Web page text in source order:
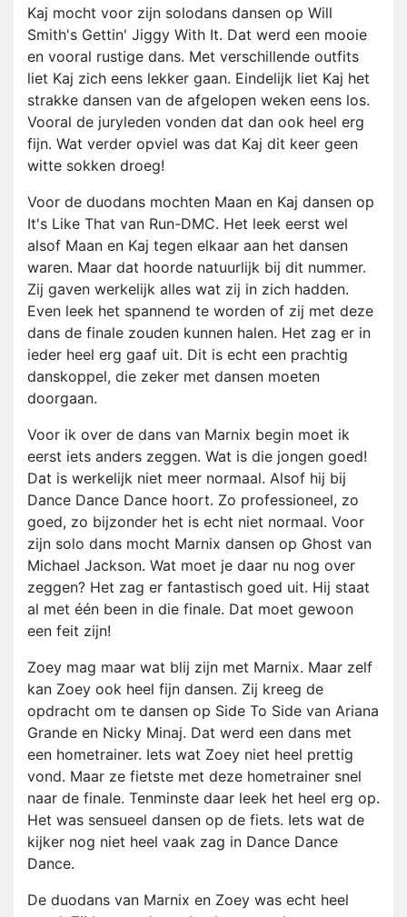
Kaj mocht voor zijn solodans dansen op Will
Smith's Gettin' Jiggy With It. Dat werd een mooie
en vooral rustige dans. Met verschillende outfits
liet Kaj zich eens lekker gaan. Eindelijk liet Kaj het
strakke dansen van de afgelopen weken eens los.
Vooral de juryleden vonden dat dan ook heel erg
fijn. Wat verder opviel was dat Kaj dit keer geen
witte sokken droeg!
Voor de duodans mochten Maan en Kaj dansen op
It's Like That van Run-DMC. Het leek eerst wel
alsof Maan en Kaj tegen elkaar aan het dansen
waren. Maar dat hoorde natuurlijk bij dit nummer.
Zij gaven werkelijk alles wat zij in zich hadden.
Even leek het spannend te worden of zij met deze
dans de finale zouden kunnen halen. Het zag er in
ieder heel erg gaaf uit. Dit is echt een prachtig
danskoppel, die zeker met dansen moeten
doorgaan.
Voor ik over de dans van Marnix begin moet ik
eerst iets anders zeggen. Wat is die jongen goed!
Dat is werkelijk niet meer normaal. Alsof hij bij
Dance Dance Dance hoort. Zo professioneel, zo
goed, zo bijzonder het is echt niet normaal. Voor
zijn solo dans mocht Marnix dansen op Ghost van
Michael Jackson. Wat moet je daar nu nog over
zeggen? Het zag er fantastisch goed uit. Hij staat
al met één been in die finale. Dat moet gewoon
een feit zijn!
Zoey mag maar wat blij zijn met Marnix. Maar zelf
kan Zoey ook heel fijn dansen. Zij kreeg de
opdracht om te dansen op Side To Side van Ariana
Grande en Nicky Minaj. Dat werd een dans met
een hometrainer. Iets wat Zoey niet heel prettig
vond. Maar ze fietste met deze hometrainer snel
naar de finale. Tenminste daar leek het heel erg op.
Het was sensueel dansen op de fiets. Iets wat de
kijker nog niet heel vaak zag in Dance Dance
Dance.
De duodans van Marnix en Zoey was echt heel